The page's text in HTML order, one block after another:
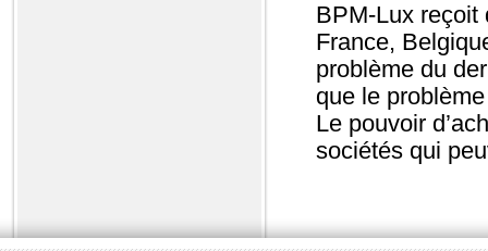
BPM-Lux reçoit
France,
problème du
que le
Le pouvoir
sociétés qui